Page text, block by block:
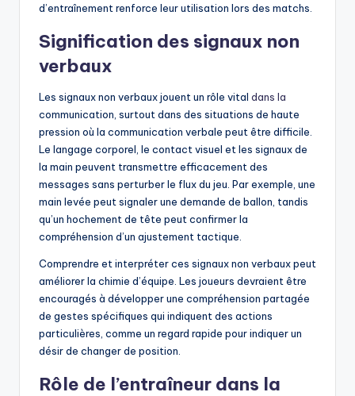
d’entraînement renforce leur utilisation lors des matchs.
Signification des signaux non
verbaux
Les signaux non verbaux jouent un rôle vital dans la
communication, surtout dans des situations de haute
pression où la communication verbale peut être difficile.
Le langage corporel, le contact visuel et les signaux de
la main peuvent transmettre efficacement des
messages sans perturber le flux du jeu. Par exemple, une
main levée peut signaler une demande de ballon, tandis
qu’un hochement de tête peut confirmer la
compréhension d’un ajustement tactique.
Comprendre et interpréter ces signaux non verbaux peut
améliorer la chimie d’équipe. Les joueurs devraient être
encouragés à développer une compréhension partagée
de gestes spécifiques qui indiquent des actions
particulières, comme un regard rapide pour indiquer un
désir de changer de position.
Rôle de l’entraîneur dans la